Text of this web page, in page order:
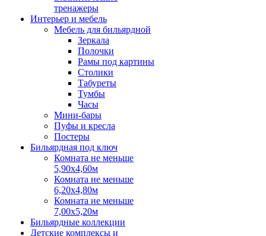
тренажеры
Интерьер и мебель
Мебель для бильярдной
Зеркала
Полочки
Рамы под картины
Столики
Табуреты
Тумбы
Часы
Мини-бары
Пуфы и кресла
Постеры
Бильярдная под ключ
Комната не меньше
5,90х4,60м
Комната не меньше
6,20х4,80м
Комната не меньше
7,00х5,20м
Бильярдные коллекции
Детские комплексы и